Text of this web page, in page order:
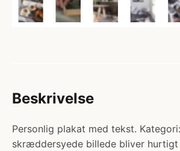
Beskrivelse
Personlig plakat med tekst.
skræddersyede billede bliver